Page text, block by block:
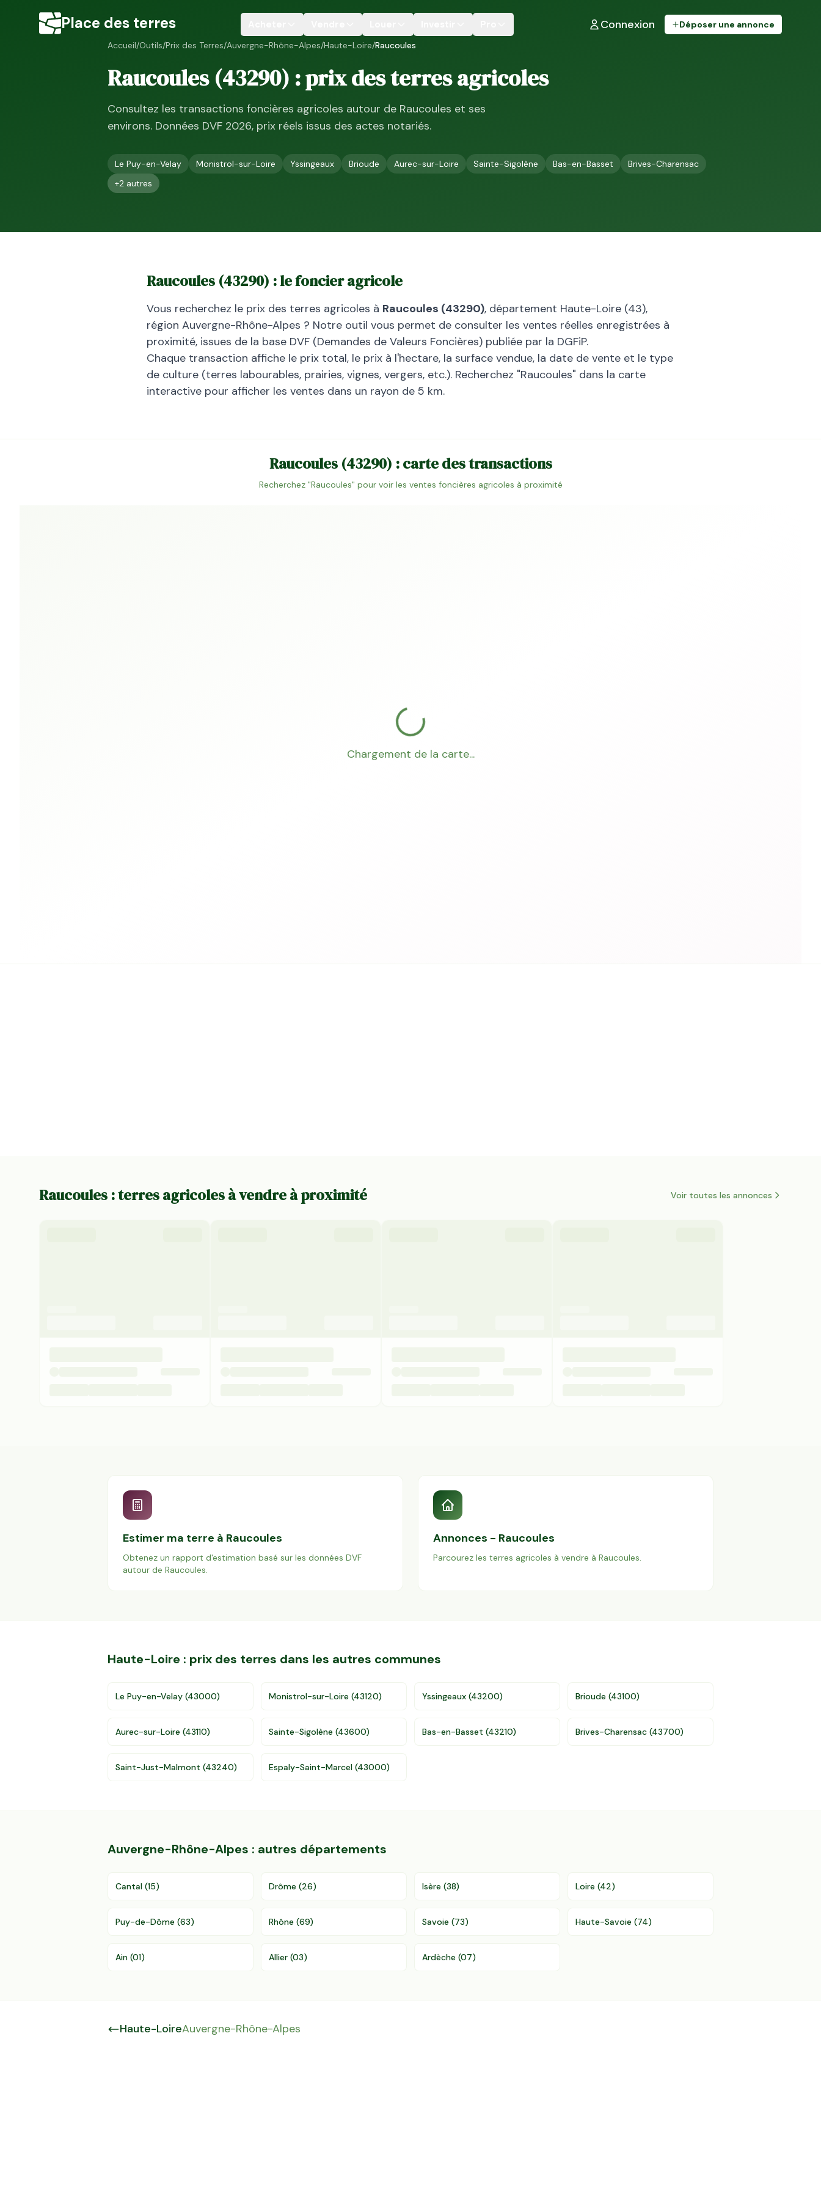
Place des terres Connexion
Déposer une annonce
Accueil/Outils/Prix des Terres/Auvergne-Rhône-Alpes/Haute-Loire/Raucoules
Raucoules(43290) : prix des terres agricoles
Consultez les transactions foncières agricoles autour de Raucoules et ses
environs. Données DVF 2026, prix réels issus des actes notariés.
Le Puy-en-Velay Monistrol-sur-Loire Yssingeaux Brioude Aurec-sur-Loire Sainte-Sigolène Bas-en-Basset
Brives-Charensac
+2 autres
Raucoules (43290) : le foncier agricole
Vous recherchez le prix des terres agricoles à Raucoules (43290), département Haute-Loire (43),
région Auvergne-Rhône-Alpes ? Notre outil vous permet de consulter les ventes réelles enregistrées à
proximité, issues de la base DVF (Demandes de Valeurs Foncières) publiée par la DGFiP.
Chaque transaction affiche le prix total, le prix à l'hectare, la surface vendue, la date de vente et le type
de culture (terres labourables, prairies, vignes, vergers, etc.). Recherchez "Raucoules" dans la carte
interactive pour afficher les ventes dans un rayon de 5 km.
Raucoules(43290) : carte des transactions
Recherchez "Raucoules" pour voir les ventes foncières agricoles à proximité
Chargement de la carte...
Raucoules : terres agricoles à vendre à proximité Voir toutes les annonces
Estimer ma terre à Raucoules
Obtenez un rapport d'estimation basé sur les données DVF
autour de Raucoules.
Annonces - Raucoules
Parcourez les terres agricoles à vendre à Raucoules.
Haute-Loire : prix des terres dans les autres communes
Le Puy-en-Velay (43000) Monistrol-sur-Loire (43120) Yssingeaux (43200) Brioude (43100)
Aurec-sur-Loire (43110) Sainte-Sigolène (43600) Bas-en-Basset (43210) Brives-Charensac (43700)
Saint-Just-Malmont (43240) Espaly-Saint-Marcel (43000)
Auvergne-Rhône-Alpes : autres départements
Cantal (15) Drôme (26) Isère (38) Loire (42)
Puy-de-Dôme (63) Rhône (69) Savoie (73) Haute-Savoie (74)
Ain (01) Allier (03) Ardèche (07)
Haute-LoireAuvergne-Rhône-Alpes